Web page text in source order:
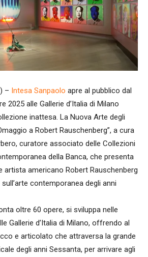
– Intesa Sanpaolo apre al pubblico dal
2025 alle Gallerie d’Italia di Milano
inattesa. La Nuova Arte degli
a Robert Rauschenberg”, a cura
curatore associato delle Collezioni
della Banca, che presenta
artista americano Robert Rauschenberg
contemporanea degli anni
oltre 60 opere, si sviluppa nelle
Gallerie d’Italia di Milano, offrendo al
e articolato che attraversa la grande
degli anni Sessanta, per arrivare agli